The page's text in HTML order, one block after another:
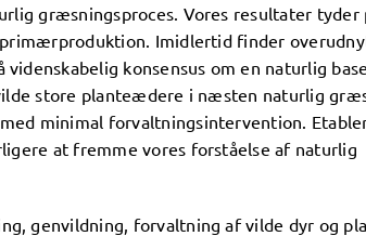
græsningsproces. Vores resultater tyder
Imidlertid finder
konsensus om en naturlig
store planteædere i næsten naturlig
minimal forvaltningsintervention.
at fremme vores forståelse af naturlig
genvildning, forvaltning af vilde dyr og